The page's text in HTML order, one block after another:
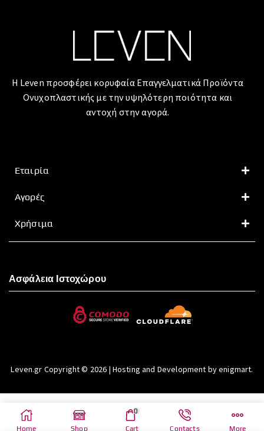
Η Leven προσφέρει κορυφαία Επαγγελματικά Προϊόντα
Ονυχοπλαστικής με την υψηλότερη ποιότητα και
αντοχή στην αγορά.
Εταιρία
Αγορές
Χρήσιμα
Ασφάλεια Ιστοχώρου
Leven.gr Copyright © 2026 | Hosting and Development by enigmart.
Home Shop
0
Cart Contacts More